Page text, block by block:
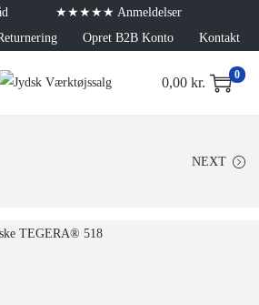
★★★★★ Anmeldelser
Opret B2B Konto Kontakt
0,00 kr. 0
NEXT